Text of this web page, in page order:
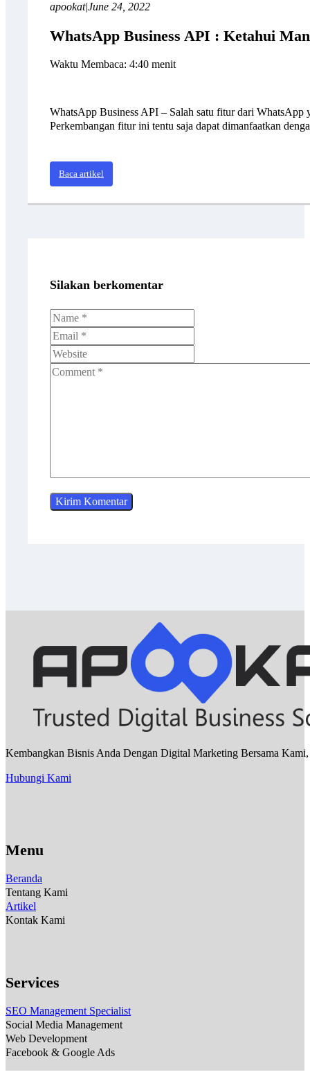
apookat|June 24, 2022
WhatsApp Business API : Ketahui
Waktu Membaca: 4:40 menit
WhatsApp Business API – Salah satu fitur dari WhatsApp
Perkembangan fitur ini tentu saja dapat dimanfaatkan
Baca artikel
Silakan berkomentar
Kembangkan Bisnis Anda Dengan Digital Marketing Bersama
Hubungi Kami
Menu
Beranda
Tentang Kami
Artikel
Kontak Kami
Services
SEO Management Specialist
Social Media Management
Web Development
Facebook & Google Ads